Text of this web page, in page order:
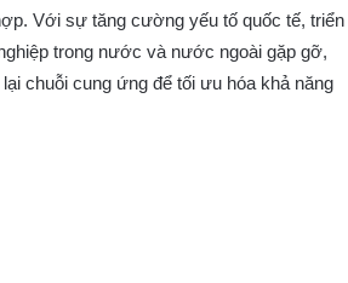
Với sự tăng cường yếu tố quốc tế, triển
trong nước và nước ngoài gặp gỡ,
chuỗi cung ứng để tối ưu hóa khả năng